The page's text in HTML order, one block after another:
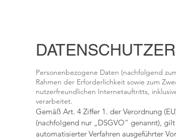
Personenbezogene Daten (nachfolgend
Rahmen der Erforderlichkeit sowie zum
nutzerfreundlichen Internetauftritts,
verarbeitet.
Gemäß Art. 4 Ziffer 1. der Verordnung
(nachfolgend nur „DSGVO“ genannt),
automatisierter Verfahren ausgeführter